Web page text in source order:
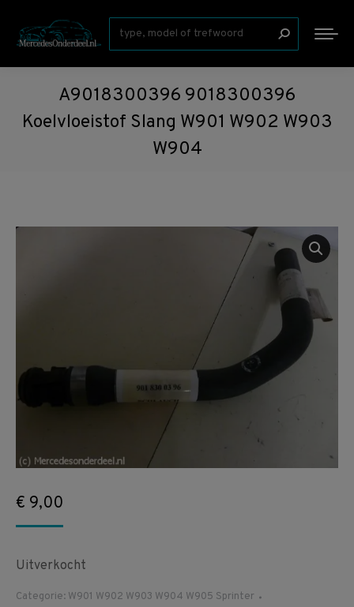
Zoeken:
A9018300396 9018300396
Koelvloeistof Slang W901 W902 W903
W904
€ 9,00
Uitverkocht
Categorie: W901 W902 W903 W904 W905 Sprinter